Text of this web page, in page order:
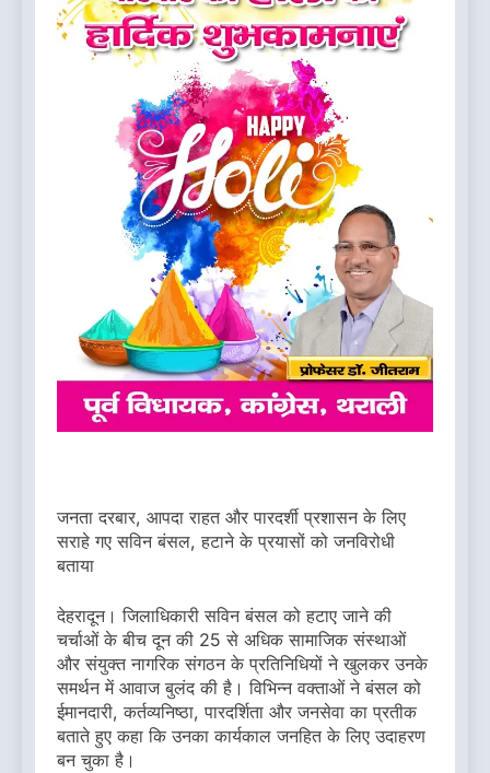
जनता दरबार, आपदा राहत और पारदर्शी प्रशासन के लिए
सराहे गए सविन बंसल, हटाने के प्रयासों को जनविरोधी
बताया
देहरादून। जिलाधिकारी सविन बंसल को हटाए जाने की
चर्चाओं के बीच दून की 25 से अधिक सामाजिक संस्थाओं
और संयुक्त नागरिक संगठन के प्रतिनिधियों ने खुलकर उनके
समर्थन में आवाज बुलंद की है। विभिन्न वक्ताओं ने बंसल को
ईमानदारी, कर्तव्यनिष्ठा, पारदर्शिता और जनसेवा का प्रतीक
बताते हुए कहा कि उनका कार्यकाल जनहित के लिए उदाहरण
बन चुका है।